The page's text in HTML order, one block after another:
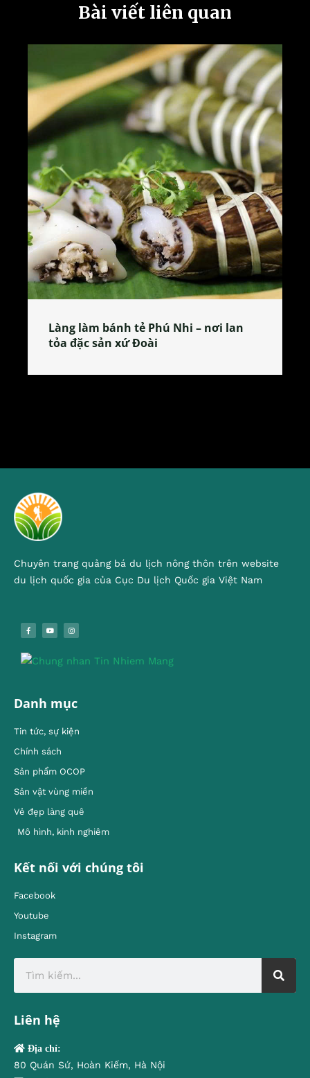
Bài viết liên quan
tẻ Phú Nhi – nơi lan
Tương bần Hưng
Chuyên trang quảng bá du lịch nông thôn trên website
du lịch quốc gia của Cục Du lịch Quốc gia Việt Nam
Danh mục
Tin tức, sự kiện
Chính sách
Sản phẩm OCOP
Sản vật vùng miền
Vẻ đẹp làng quê
Mô hình, kinh nghiêm
Kết nối với chúng tôi
Facebook
Youtube
Instagram
Liên hệ
Địa chỉ:
80 Quán Sứ, Hoàn Kiếm, Hà Nội